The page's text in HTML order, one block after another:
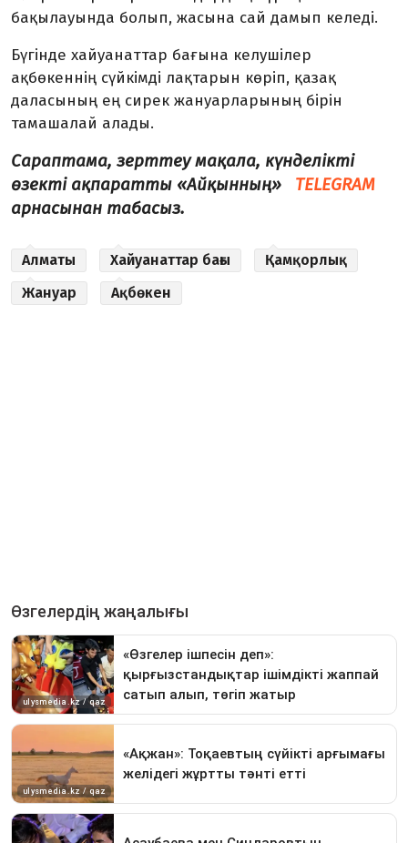
бақылауында болып, жасына сай дамып келеді.
Бүгінде хайуанаттар бағына келушілер
ақбөкеннің сүйкімді лақтарын көріп, қазақ
даласының ең сирек жануарларының бірін
тамашалай алады.
Сараптама, зерттеу мақала, күнделікті
өзекті ақпаратты «Айқынның»
TELEGRAM
арнасынан табасыз.
Алматы Хайуанаттар бағы
Қамқорлық
Жануар
Ақбөкен